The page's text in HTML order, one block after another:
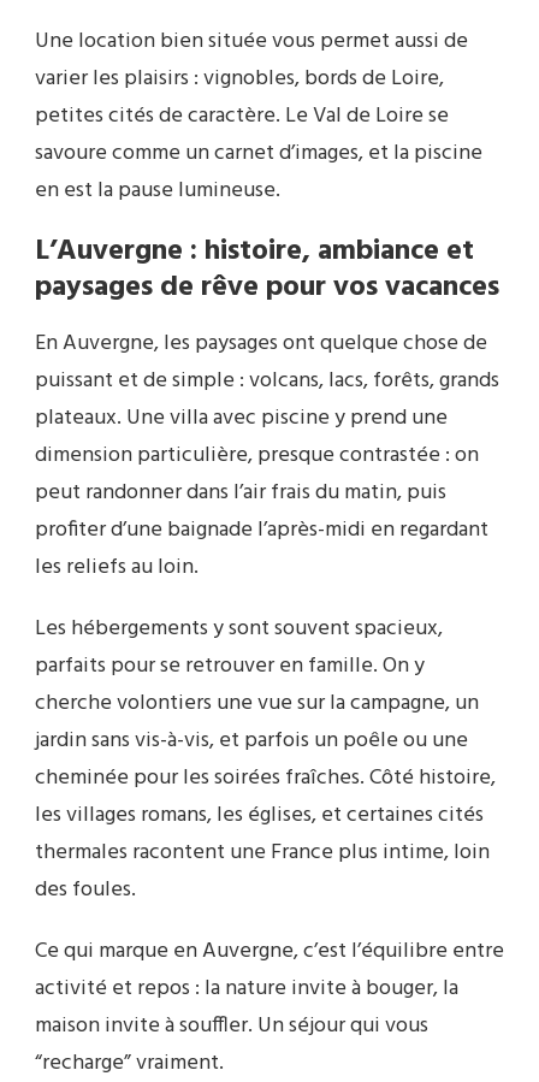
Une location bien située vous permet aussi de
varier les plaisirs : vignobles, bords de Loire,
petites cités de caractère. Le Val de Loire se
savoure comme un carnet d’images, et la piscine
en est la pause lumineuse.
L’Auvergne : histoire, ambiance et
paysages de rêve pour vos vacances
En Auvergne, les paysages ont quelque chose de
puissant et de simple : volcans, lacs, forêts, grands
plateaux. Une villa avec piscine y prend une
dimension particulière, presque contrastée : on
peut randonner dans l’air frais du matin, puis
profiter d’une baignade l’après-midi en regardant
les reliefs au loin.
Les hébergements y sont souvent spacieux,
parfaits pour se retrouver en famille. On y
cherche volontiers une vue sur la campagne, un
jardin sans vis-à-vis, et parfois un poêle ou une
cheminée pour les soirées fraîches. Côté histoire,
les villages romans, les églises, et certaines cités
thermales racontent une France plus intime, loin
des foules.
Ce qui marque en Auvergne, c’est l’équilibre entre
activité et repos : la nature invite à bouger, la
maison invite à souffler. Un séjour qui vous
“recharge” vraiment.